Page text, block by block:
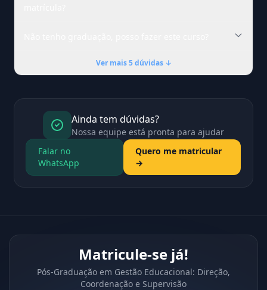
Ver mais 5 dúvidas ↓
Ainda tem dúvidas?
Nossa equipe está pronta para ajudar
Falar no
WhatsApp
Quero me matricular
→
Matricule-se já!
Pós-Graduação em Gestão Educacional: Direção,
Coordenação e Supervisão